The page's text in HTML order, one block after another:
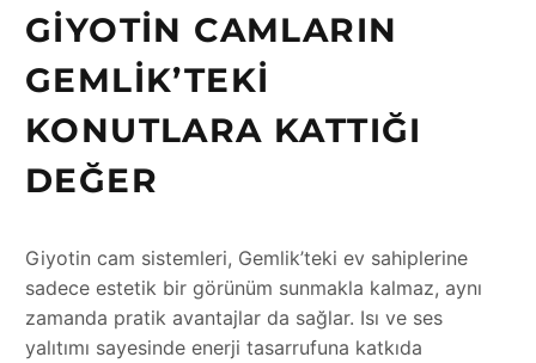
GIYOTIN CAMLARIN
GEMLIK’TEKI
KONUTLARA KATTIĞI
DEĞER
Giyotin cam sistemleri, Gemlik’teki ev sahiplerine
sadece estetik bir görünüm sunmakla kalmaz, aynı
zamanda pratik avantajlar da sağlar. Isı ve ses
yalıtımı sayesinde enerji tasarrufuna katkıda